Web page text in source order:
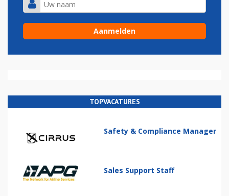
TOPVACATURES
Safety & Compliance Manager
Sales Support Staff